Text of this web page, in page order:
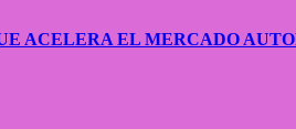
ACELERA EL MERCADO